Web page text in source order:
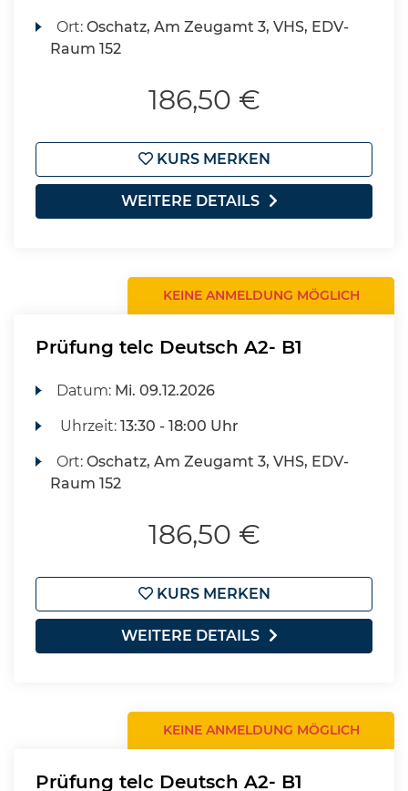
Ort:Oschatz, Am Zeugamt 3, VHS, EDV-
Raum 152
186,50 €
KURS MERKEN
WEITERE DETAILS
KEINE ANMELDUNG MÖGLICH
Prüfung telc Deutsch A2- B1
Datum: Mi. 09.12.2026
Uhrzeit:13:30 - 18:00 Uhr
Ort:Oschatz, Am Zeugamt 3, VHS, EDV-
Raum 152
186,50 €
KURS MERKEN
WEITERE DETAILS
KEINE ANMELDUNG MÖGLICH
Prüfung telc Deutsch A2- B1